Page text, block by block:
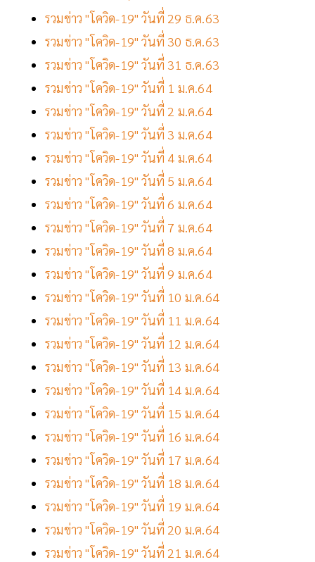
รวมข่าว "โควิด-19" วันที่ 29 ธ.ค.63
รวมข่าว "โควิด-19" วันที่ 30 ธ.ค.63
รวมข่าว "โควิด-19" วันที่ 31 ธ.ค.63
รวมข่าว "โควิด-19" วันที่ 1 ม.ค.64
รวมข่าว "โควิด-19" วันที่ 2 ม.ค.64
รวมข่าว "โควิด-19" วันที่ 3 ม.ค.64
รวมข่าว "โควิด-19" วันที่ 4 ม.ค.64
รวมข่าว "โควิด-19" วันที่ 5 ม.ค.64
รวมข่าว "โควิด-19" วันที่ 6 ม.ค.64
รวมข่าว "โควิด-19" วันที่ 7 ม.ค.64
รวมข่าว "โควิด-19" วันที่ 8 ม.ค.64
รวมข่าว "โควิด-19" วันที่ 9 ม.ค.64
รวมข่าว "โควิด-19" วันที่ 10 ม.ค.64
รวมข่าว "โควิด-19" วันที่ 11 ม.ค.64
รวมข่าว "โควิด-19" วันที่ 12 ม.ค.64
รวมข่าว "โควิด-19" วันที่ 13 ม.ค.64
รวมข่าว "โควิด-19" วันที่ 14 ม.ค.64
รวมข่าว "โควิด-19" วันที่ 15 ม.ค.64
รวมข่าว "โควิด-19" วันที่ 16 ม.ค.64
รวมข่าว "โควิด-19" วันที่ 17 ม.ค.64
รวมข่าว "โควิด-19" วันที่ 18 ม.ค.64
รวมข่าว "โควิด-19" วันที่ 19 ม.ค.64
รวมข่าว "โควิด-19" วันที่ 20 ม.ค.64
รวมข่าว "โควิด-19" วันที่ 21 ม.ค.64